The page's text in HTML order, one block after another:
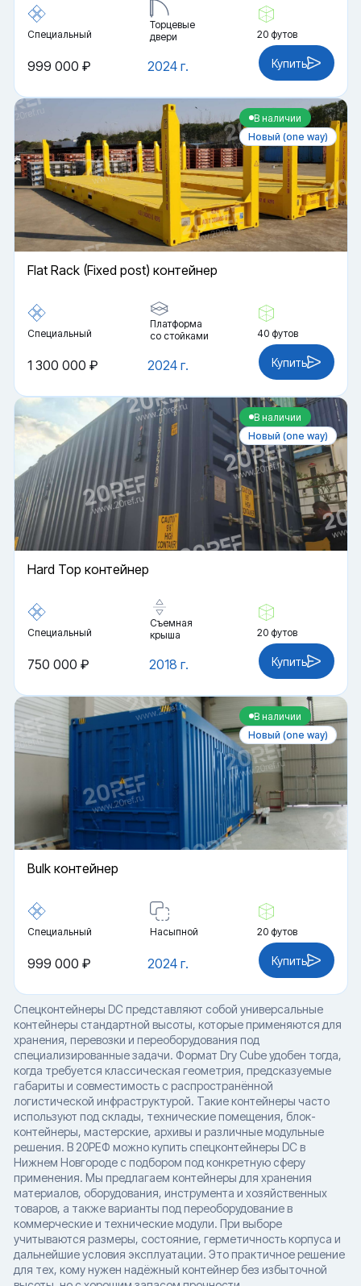
Специальный
Торцевые
двери
20 футов
2024 г.
999 000 ₽ Купить
В наличии
Новый (one way)
Flat Rack (Fixed post) контейнер
Специальный
Платформа
со стойками
40 футов
2024 г.
1 300 000 ₽ Купить
В наличии
Новый (one way)
Hard Top контейнер
Специальный
Съемная
крыша
20 футов
2018 г.
750 000 ₽ Купить
В наличии
Новый (one way)
Bulk контейнер
Специальный Насыпной 20 футов
2024 г.
999 000 ₽ Купить
Спецконтейнеры DC представляют собой универсальные
контейнеры стандартной высоты, которые применяются для
хранения, перевозки и переоборудования под
специализированные задачи. Формат Dry Cube удобен тогда,
когда требуется классическая геометрия, предсказуемые
габариты и совместимость с распространённой
логистической инфраструктурой. Такие контейнеры часто
используют под склады, технические помещения, блок-
контейнеры, мастерские, архивы и различные модульные
решения. В 20РЕФ можно купить спецконтейнеры DC в
Нижнем Новгороде с подбором под конкретную сферу
применения. Мы предлагаем контейнеры для хранения
материалов, оборудования, инструмента и хозяйственных
товаров, а также варианты под переоборудование в
коммерческие и технические модули. При выборе
учитываются размеры, состояние, герметичность корпуса и
дальнейшие условия эксплуатации. Это практичное решение
для тех, кому нужен надёжный контейнер без избыточной